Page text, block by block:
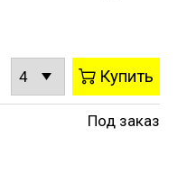
Купить
Под заказ